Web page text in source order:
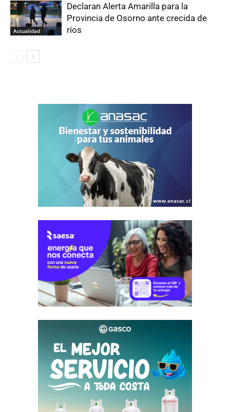
Actualidad
Declaran Alerta Amarilla para la
Provincia de Osorno ante crecida de
ríos